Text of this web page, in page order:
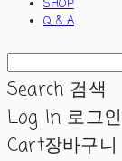
SHOP
Q & A
Search 검색
Log In 로그인
Cart장바구니